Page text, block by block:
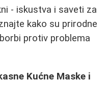
- iskustva i saveti za
kako su prirodne
protiv problema
Kućne Maske i